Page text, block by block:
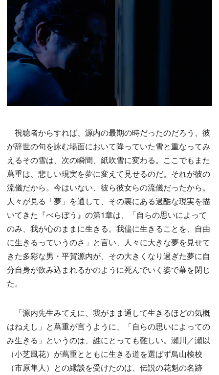
視聴者からすれば、源内の最期の時だったのだろう、彼
が辞世の句を詠む場面において降っていた雪と重なってみ
えるその雪は、次の瞬間、紙吹雪に変わる。ここでもまた
蔦重は、悲しい現実を夢に変えて見せるのだ。それが彼の
流儀だから。今はいない、彼ら彼女らの流儀だったから。
人々が見る「夢」を通して、その裏にある過酷な現実を描
いてきた『べらぼう』の第1章は、「自らの思いによって
のみ、我が心のままに生きる。我儘に生きることを、自由
に生きるっていうのさ」と言い、人々に大きな夢を見せて
きた多彩な男・平賀源内が、その大きくなり過ぎた夢に自
分自身が飲み込まれるかのように死んでいく姿で幕を閉じ
た。
「源内先生みてえに、我がまま通して生きるほどの気概
はねえし」と蔦重が言うように、「自らの思いによっての
み生きる」というのは、誰にとっても難しい。瀬川／瀬以
（小芝風花）が蔦重とともに生きる道を選ばず鳥山検校
（市原隼人）との縁談を受けたのは、伝説の花魁の名跡